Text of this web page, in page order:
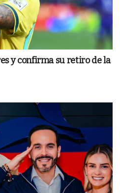
y confirma su retiro de la